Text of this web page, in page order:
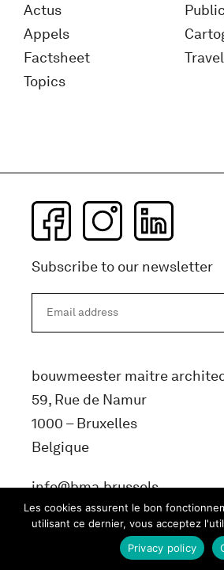
Actus
Appels
Factsheet
Topics
Subscribe to our newsletter
bouwmeester maitre
59, Rue de Namur
1000 – Bruxelles
Belgique
info@bma.brussels
Les cookies assurent le bon
utilisant ce dernier, vous acceptez
Privacy policy